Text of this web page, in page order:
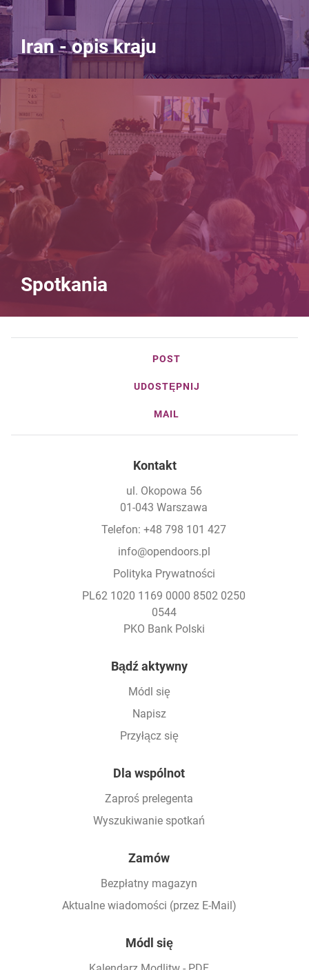
Iran - opis kraju
Spotkania
POST
UDOSTĘPNIJ
MAIL
Kontakt
ul. Okopowa 56
01-043 Warszawa
Telefon: +48 798 101 427
info@opendoors.pl
Polityka Prywatności
PL62 1020 1169 0000 8502 0250
0544
PKO Bank Polski
Bądź aktywny
Módl się
Napisz
Przyłącz się
Dla wspólnot
Zaproś prelegenta
Wyszukiwanie spotkań
Zamów
Bezpłatny magazyn
Aktualne wiadomości (przez E-Mail)
Módl się